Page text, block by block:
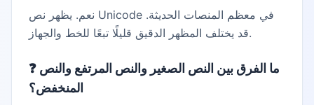
نعم. يظهر نص Unicode في معظم المنصات الحديثة.
قد يختلف المظهر الدقيق قليلًا تبعًا للخط والجهاز.
❓ ما الفرق بين النص الصغير والنص المرتفع والنص
المنخفض؟